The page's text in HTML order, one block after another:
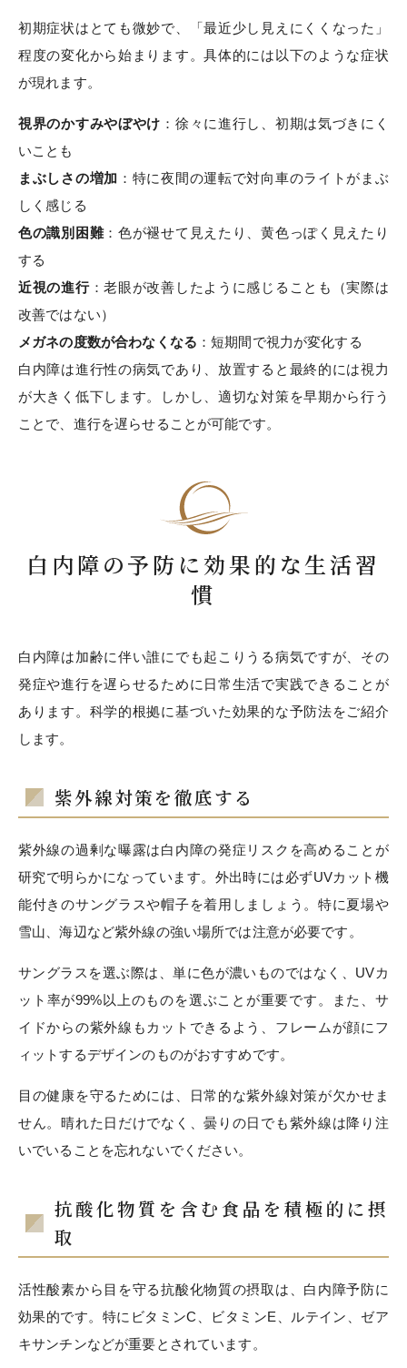
初期症状はとても微妙で、「最近少し見えにくくなった」
程度の変化から始まります。具体的には以下のような症状
が現れます。
視界のかすみやぼやけ ：徐々に進行し、初期は気づきにく
いことも
まぶしさの増加 ：特に夜間の運転で対向車のライトがまぶ
しく感じる
色の識別困難：色が褪せて見えたり、黄色っぽく見えたり
する
近視の進行：老眼が改善したように感じることも（実際は
改善ではない）
メガネの度数が合わなくなる ：短期間で視力が変化する
白内障は進行性の病気であり、放置すると最終的には視力
が大きく低下します。しかし、適切な対策を早期から行う
ことで、進行を遅らせることが可能です。
白内障の予防に効果的な生活習
慣
白内障は加齢に伴い誰にでも起こりうる病気ですが、その
発症や進行を遅らせるために日常生活で実践できることが
あります。科学的根拠に基づいた効果的な予防法をご紹介
します。
紫外線対策を徹底する
紫外線の過剰な曝露は白内障の発症リスクを高めることが
研究で明らかになっています。外出時には必ずUVカット機
能付きのサングラスや帽子を着用しましょう。特に夏場や
雪山、海辺など紫外線の強い場所では注意が必要です。
サングラスを選ぶ際は、単に色が濃いものではなく、UVカ
ット率が99%以上のものを選ぶことが重要です。また、サ
イドからの紫外線もカットできるよう、フレームが顔にフ
ィットするデザインのものがおすすめです。
目の健康を守るためには、日常的な紫外線対策が欠かせま
せん。晴れた日だけでなく、曇りの日でも紫外線は降り注
いでいることを忘れないでください。
抗酸化物質を含む食品を積極的に摂
取
活性酸素から目を守る抗酸化物質の摂取は、白内障予防に
効果的です。特にビタミンC、ビタミンE、ルテイン、ゼア
キサンチンなどが重要とされています。